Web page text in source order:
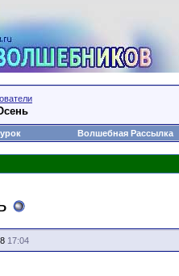
Волшебная Рассылка
17:04